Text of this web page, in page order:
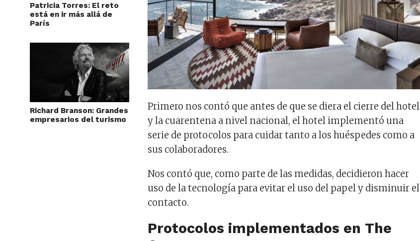
Patricia Torres: El reto
está en ir más allá de
París
Richard Branson: Grandes
empresarios del turismo
Primero nos contó que antes de que se diera el cierre del hotel
y la cuarentena a nivel nacional, el hotel implementó una
serie de protocolos para cuidar tanto a los huéspedes como a
sus colaboradores.
Nos contó que, como parte de las medidas, decidieron hacer
uso de la tecnología para evitar el uso del papel y disminuir el
contacto.
Protocolos implementados en The